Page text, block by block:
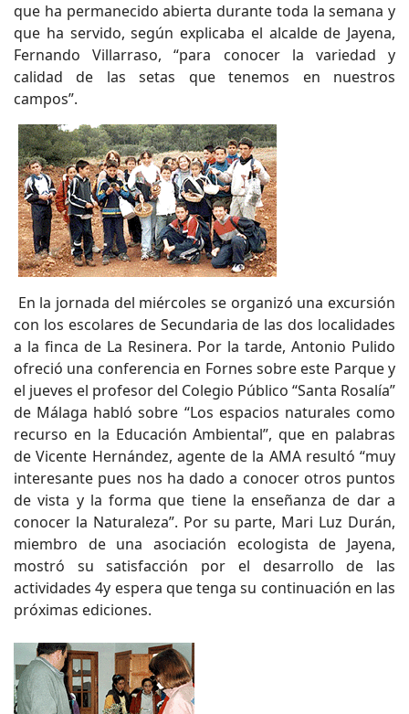
que ha permanecido abierta durante toda la semana y
que ha servido, según explicaba el alcalde de Jayena,
Fernando Villarraso, “para conocer la variedad y
calidad de las setas que tenemos en nuestros
campos”.
En la jornada del miércoles se organizó una excursión
con los escolares de Secundaria de las dos localidades
a la finca de La Resinera. Por la tarde, Antonio Pulido
ofreció una conferencia en Fornes sobre este Parque y
el jueves el profesor del Colegio Público “Santa Rosalía”
de Málaga habló sobre “Los espacios naturales como
recurso en la Educación Ambiental”, que en palabras
de Vicente Hernández, agente de la AMA resultó “muy
interesante pues nos ha dado a conocer otros puntos
de vista y la forma que tiene la enseñanza de dar a
conocer la Naturaleza”. Por su parte, Mari Luz Durán,
miembro de una asociación ecologista de Jayena,
mostró su satisfacción por el desarrollo de las
actividades 4y espera que tenga su continuación en las
próximas ediciones.